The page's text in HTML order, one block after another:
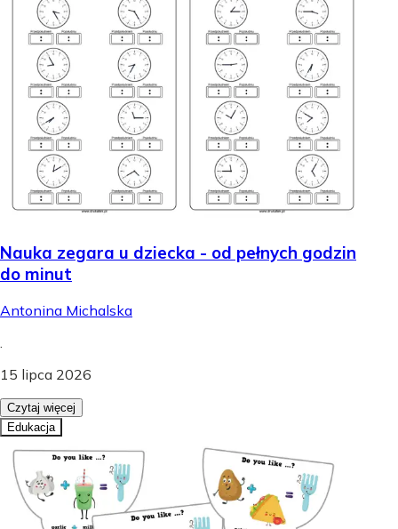
Nauka zegara u dziecka - od pełnych godzin
do minut
Antonina Michalska
.
15 lipca 2026
Czytaj więcej
Edukacja